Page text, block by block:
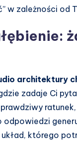
w zależności od
architektury
zadaje Ci
odpowiedzi
którego